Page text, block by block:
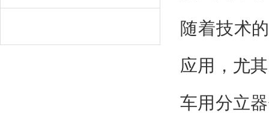
随着技术
应用，尤
车用分立